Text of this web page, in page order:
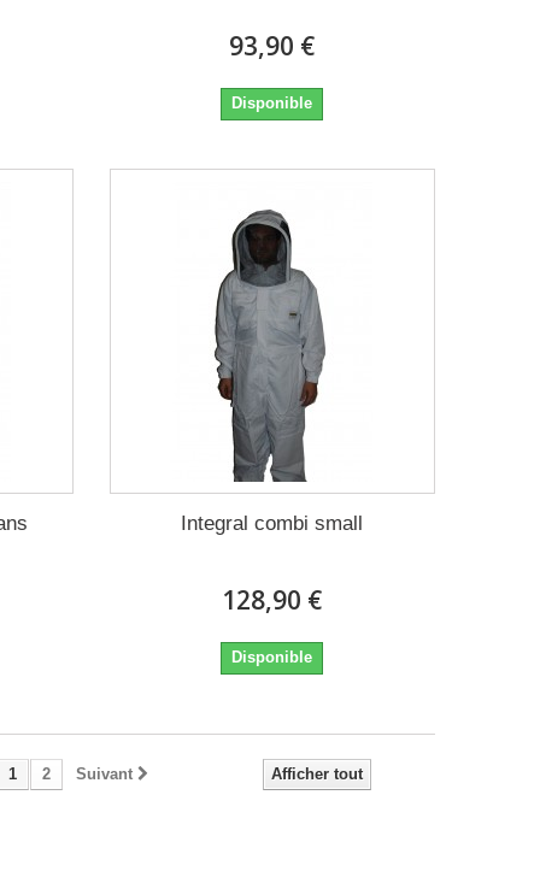
93,90 €
Disponible
Integral combi small
128,90 €
Disponible
Afficher tout
1 2 Suivant